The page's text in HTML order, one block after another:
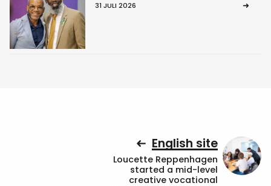
31 JULI 2026
English site
Loucette Reppenhagen
started a mid-level
creative vocational